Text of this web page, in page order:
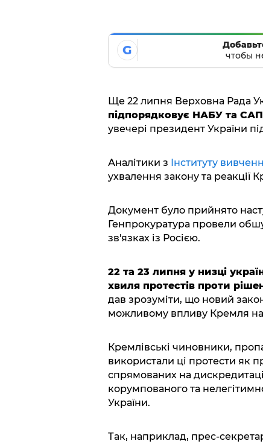
G
чтобы
Ще 22 липня Верховна Рада
підпорядковує НАБУ та
увечері президент України
Аналітики з Інституту
ухвалення закону та реакції
Документ було прийнято
Генпрокуратура провели
зв'язках із Росією.
22 та 23 липня у низці
хвиля протестів проти
дав зрозуміти, що новий
можливому впливу Кремля на
Кремлівські чиновники,
використали ці протести як
спрямованих на
корумпованого та
України.
Так, наприклад, прес-